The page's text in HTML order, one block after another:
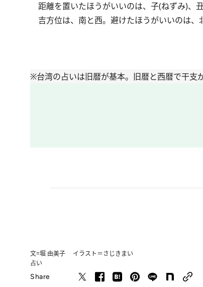
距離を置いたほうがいいのは、子(ねずみ)、
吉方位は、南と西。避けたほうがいいのは、
※台湾の占いは旧暦が基本。旧暦と西暦で干支
文=堀 由美子 イラスト＝さじきまい
占い
Share